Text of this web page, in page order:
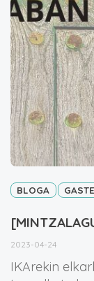
BLOGA
2023-04-24
IKArekin